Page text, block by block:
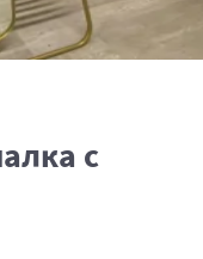
с